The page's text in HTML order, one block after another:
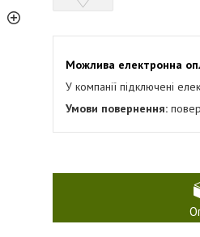
У компанії підключені